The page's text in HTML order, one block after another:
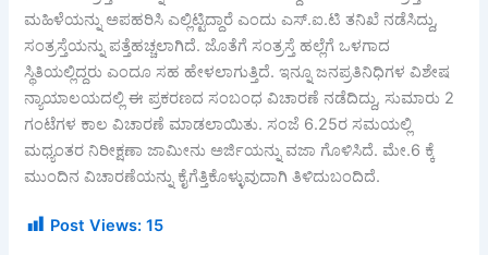
ಮಹಿಳೆಯನ್ನು ಅಪಹರಿಸಿ ಎಲ್ಲಿಟ್ಟಿದ್ದಾರೆ ಎಂದು ಎಸ್.ಐ.ಟಿ ತನಿಖೆ ನಡೆಸಿದ್ದು,
ಸಂತ್ರಸ್ತೆಯನ್ನು ಪತ್ತೆಹಚ್ಚಲಾಗಿದೆ. ಜೊತೆಗೆ ಸಂತ್ರಸ್ತೆ ಹಲ್ಲೆಗೆ ಒಳಗಾದ
ಸ್ಥಿತಿಯಲ್ಲಿದ್ದರು ಎಂದೂ ಸಹ ಹೇಳಲಾಗುತ್ತಿದೆ. ಇನ್ನೂ ಜನಪ್ರತಿನಿಧಿಗಳ ವಿಶೇಷ
ನ್ಯಾಯಾಲಯದಲ್ಲಿ ಈ ಪ್ರಕರಣದ ಸಂಬಂಧ ವಿಚಾರಣೆ ನಡೆದಿದ್ದು, ಸುಮಾರು 2
ಗಂಟೆಗಳ ಕಾಲ ವಿಚಾರಣೆ ಮಾಡಲಾಯಿತು. ಸಂಜೆ 6.25ರ ಸಮಯಲ್ಲಿ
ಮಧ್ಯಂತರ ನಿರೀಕ್ಷಣಾ ಜಾಮೀನು ಅರ್ಜಿಯನ್ನು ವಜಾ ಗೊಳಿಸಿದೆ. ಮೇ.6 ಕ್ಕೆ
ಮುಂದಿನ ವಿಚಾರಣೆಯನ್ನು ಕೈಗೆತ್ತಿಕೊಳ್ಳುವುದಾಗಿ ತಿಳಿದುಬಂದಿದೆ.
Post Views: 15